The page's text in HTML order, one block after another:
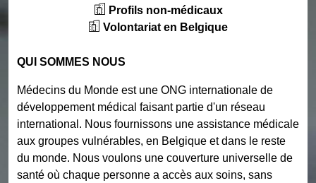
Profils non-médicaux
Volontariat en Belgique
QUI SOMMES NOUS
Médecins du Monde est une ONG internationale de
développement médical faisant partie d'un réseau
international. Nous fournissons une assistance médicale
aux groupes vulnérables, en Belgique et dans le reste
du monde. Nous voulons une couverture universelle de
santé où chaque personne a accès aux soins, sans